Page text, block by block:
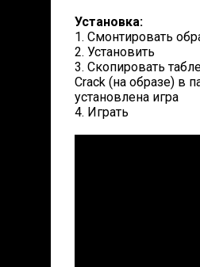
Установка:
1. Смонтировать
2. Установить
3. Скопировать
Crack (на образе) в
установлена игра
4. Играть